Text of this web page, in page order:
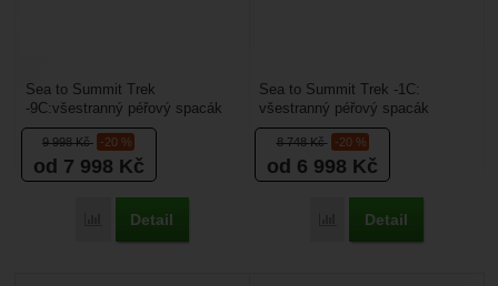
9 998Kč -20 %
od 7 998 Kč
Přidat 'Sea to Summit Trek -9C' k porovnání
Detail
Sea to Summit Trek
-9C:všestranný péřový spacák
klasického obdélníkového
zúženého střihu.Je to
pohodlný...
8 748Kč -20 %
od 6 998 Kč
Přidat 'Sea to Summit
Detail
Sea to Summit Trek -1C:
všestranný péřový spacák
klasického obdélníkového
zúženého střihu.Je to
pohodlný...